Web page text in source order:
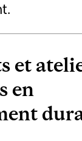
et
en